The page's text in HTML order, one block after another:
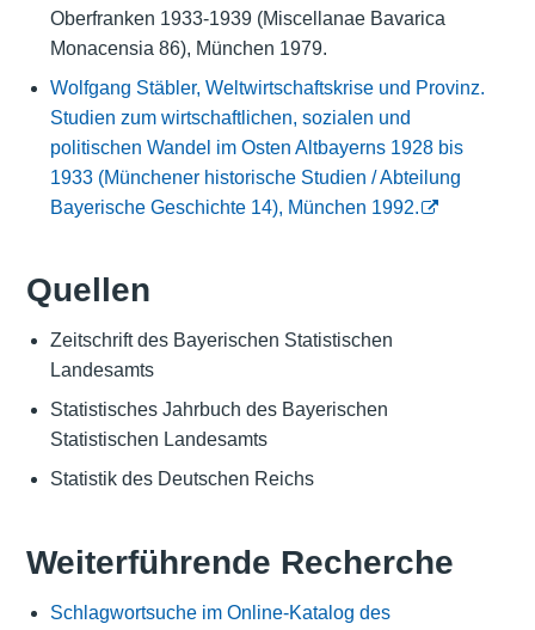
Oberfranken 1933-1939 (Miscellanae Bavarica
Monacensia 86), München 1979.
Wolfgang Stäbler, Weltwirtschaftskrise und Provinz.
Studien zum wirtschaftlichen, sozialen und
politischen Wandel im Osten Altbayerns 1928 bis
1933 (Münchener historische Studien / Abteilung
Bayerische Geschichte 14), München 1992.
Quellen
Zeitschrift des Bayerischen Statistischen
Landesamts
Statistisches Jahrbuch des Bayerischen
Statistischen Landesamts
Statistik des Deutschen Reichs
Weiterführende Recherche
Schlagwortsuche im Online-Katalog des